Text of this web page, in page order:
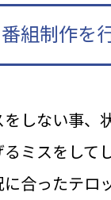
組制作を
をしない事、
るミスをして
合ったテロ